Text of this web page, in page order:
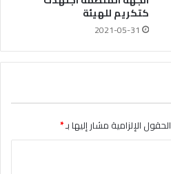
كتكريم للهيئة
2021-05-31
الحقول الإلزامية مشار إليها بـ*